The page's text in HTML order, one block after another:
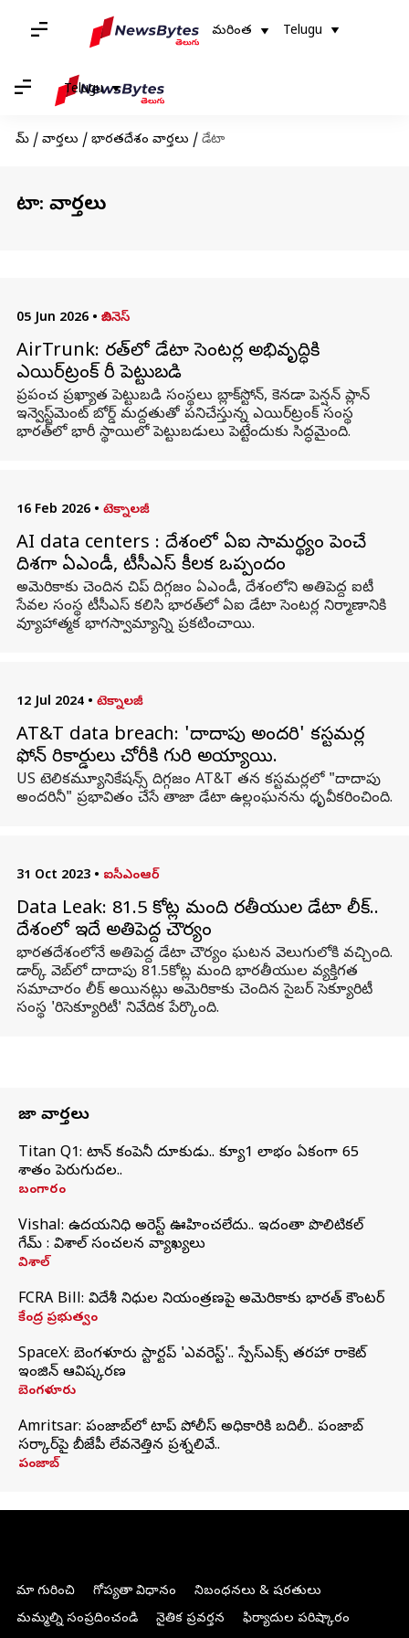
మరింత Telugu
Telugu
హోమ్ / వార్తలు / భారతదేశం వార్తలు / డేటా
డేటా: వార్తలు
05 Jun 2026 • బిజినెస్
AirTrunk: భారత్‌లో డేటా సెంటర్ల అభివృద్ధికి
ఎయిర్‌ట్రంక్‌ భారీ పెట్టుబడి
ప్రపంచ ప్రఖ్యాత పెట్టుబడి సంస్థలు బ్లాక్‌స్టోన్‌, కెనడా పెన్షన్‌ ప్లాన్‌
ఇన్వెస్ట్‌మెంట్‌ బోర్డ్‌ మద్దతుతో పనిచేస్తున్న ఎయిర్‌ట్రంక్‌ సంస్థ
భారత్‌లో భారీ స్థాయిలో పెట్టుబడులు పెట్టేందుకు సిద్ధమైంది.
16 Feb 2026 • టెక్నాలజీ
AI data centers : దేశంలో ఏఐ సామర్థ్యం పెంచే
దిశగా ఏఎండీ, టీసీఎస్ కీలక ఒప్పందం
అమెరికాకు చెందిన చిప్ దిగ్గజం ఏఎండీ, దేశంలోని అతిపెద్ద ఐటీ
సేవల సంస్థ టీసీఎస్ కలిసి భారత్‌లో ఏఐ డేటా సెంటర్ల నిర్మాణానికి
వ్యూహాత్మక భాగస్వామ్యాన్ని ప్రకటించాయి.
12 Jul 2024 • టెక్నాలజీ
AT&T data breach: 'దాదాపు అందరి' కస్టమర్ల
ఫోన్ రికార్డులు చోరీకి గురి అయ్యాయి.
US టెలికమ్యూనికేషన్స్ దిగ్గజం AT&T తన కస్టమర్లలో "దాదాపు
అందరినీ" ప్రభావితం చేసే తాజా డేటా ఉల్లంఘనను ధృవీకరించింది.
31 Oct 2023 • ఐసీఎంఆర్
Data Leak: 81.5 కోట్ల మంది భారతీయుల డేటా లీక్..
దేశంలో ఇదే అతిపెద్ద చౌర్యం
భారతదేశంలోనే అతిపెద్ద డేటా చౌర్యం ఘటన వెలుగులోకి వచ్చింది.
డార్క్ వెబ్‌లో దాదాపు 81.5కోట్ల మంది భారతీయుల వ్యక్తిగత
సమాచారం లీక్ అయినట్లు అమెరికాకు చెందిన సైబర్ సెక్యూరిటీ
సంస్థ 'రిసెక్యూరిటీ' నివేదిక పేర్కొంది.
తాజా వార్తలు
Titan Q1: టైటాన్ కంపెనీ దూకుడు.. క్యూ1 లాభం ఏకంగా 65
శాతం పెరుగుదల..
బంగారం
Vishal: ఉదయనిధి అరెస్ట్‌ ఊహించలేదు.. ఇదంతా పొలిటికల్
గేమ్ : విశాల్ సంచలన వ్యాఖ్యలు
విశాల్
FCRA Bill: విదేశీ నిధుల నియంత్రణపై అమెరికాకు భారత్‌ కౌంటర్
కేంద్ర ప్రభుత్వం
SpaceX: బెంగళూరు స్టార్టప్‌ 'ఎవరెస్ట్'.. స్పేస్‌ఎక్స్ తరహా రాకెట్‌
ఇంజిన్‌ ఆవిష్కరణ
బెంగళూరు
Amritsar: పంజాబ్‌లో టాప్ పోలీస్ అధికారికి బదిలీ.. పంజాబ్
సర్కార్‌పై బీజేపీ లేవనెత్తిన ప్రశ్నలివే..
పంజాబ్
మా గురించి గోప్యతా విధానం
నిబంధనలు & షరతులు
మమ్మల్ని సంప్రదించండి
నైతిక ప్రవర్తన ఫిర్యాదుల పరిష్కారం